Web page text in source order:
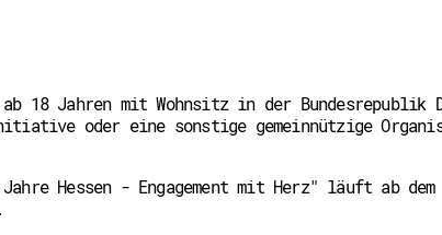
18 Jahren mit Wohnsitz in der Bundesrepublik
oder eine sonstige gemeinnützige
Hessen - Engagement mit Herz" läuft ab dem